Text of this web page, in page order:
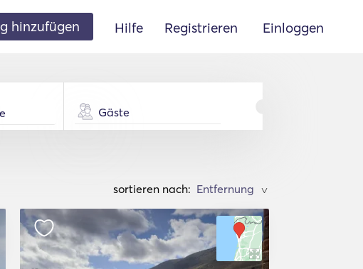
hinzufügen Hilfe Registrieren Einloggen
Gäste
sortieren nach: >